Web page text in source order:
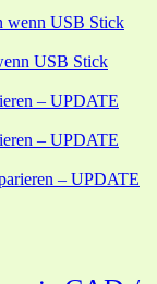
wenn USB Stick
USB Stick
– UPDATE
– UPDATE
– UPDATE